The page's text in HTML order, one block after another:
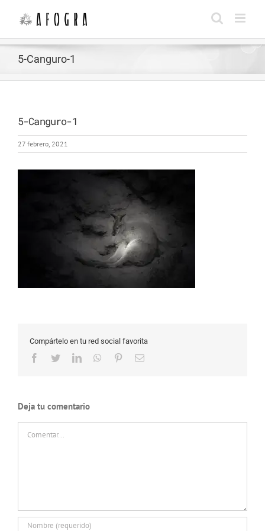
contenido
5-Canguro-1
5-Canguro-1
27 febrero, 2021
Compártelo en tu red social favorita
Facebook
TwitterLinkedInWhatsApp
PinterestCorreo
Deja tu comentario